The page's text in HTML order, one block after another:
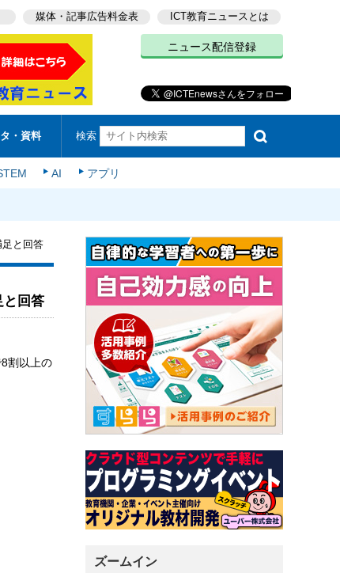
媒体・記事広告料金表 ICT教育ニュースとは
ニュース配信登録
・資料 検索
AI アプリ
と回答
と回答
割以上の
ズームイン